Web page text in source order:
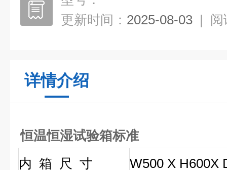
更新时间： 2025-08-03 | 阅
详情介绍
恒温恒湿试验箱标准
内 箱 尺 寸
W500 X H600X